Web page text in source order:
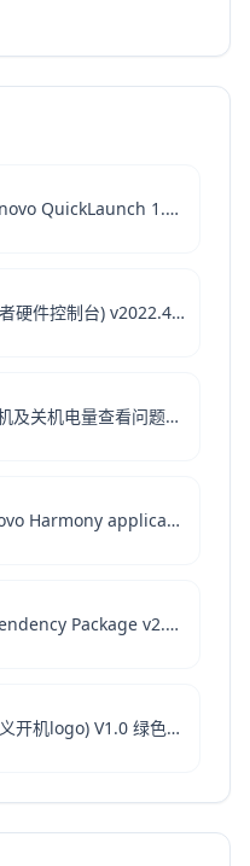
联想Win8开始菜单 Lenovo QuickLaunch 1.0.3.1 官方安装版
legion zone(联想拯救者硬件控制台) v2022.4 免费绿色版
联想小新Pro13开盖开机及关机电量查看问题修复工具 V1.4.21.325 绿色免费版
联想智能识别软件Lenovo Harmony application V2.0.0.0902 官方安装版
Lenovo Settings Dependency Package v2.2.0.26 官方免费安装版
Lenovo LogoDIY(自定义开机logo) V1.0 绿色免费版